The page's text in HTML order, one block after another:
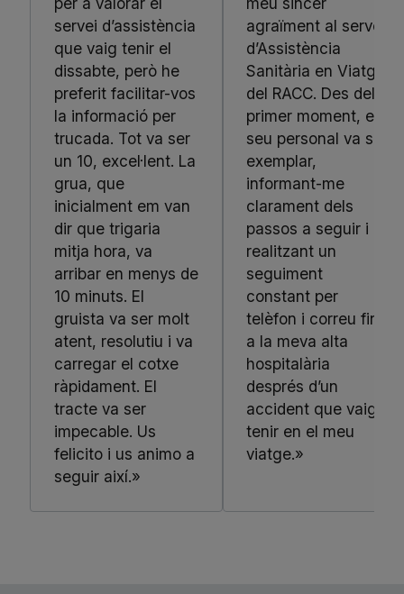
servei d’assistència
que vaig tenir el
dissabte, però he
preferit facilitar-vos
la informació per
trucada. Tot va ser
un 10, excel·lent. La
grua, que
inicialment em van
dir que trigaria
mitja hora, va
arribar en menys de
10 minuts. El
gruista va ser molt
atent, resolutiu i va
carregar el cotxe
ràpidament. El
tracte va ser
impecable. Us
felicito i us animo a
seguir així.»
agraïment al servei
d’Assistència
Sanitària en Viatge
del RACC. Des del
primer moment, el
seu personal va ser
exemplar,
informant-me
clarament dels
passos a seguir i
realitzant un
seguiment
constant per
telèfon i correu fins
a la meva alta
hospitalària
després d’un
accident que vaig
tenir en el meu
viatge.»